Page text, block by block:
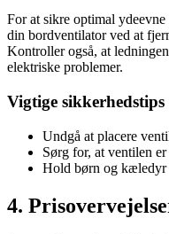
For at sikre optimal
din bordventilator ved at
Kontroller også, at
elektriske problemer.
Vigtige sikkerhedstips
Undgå at placere
Sørg for, at ventilen
Hold børn og
4.